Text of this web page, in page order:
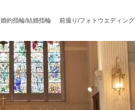
婚約指輪/結婚指輪 前撮り/フォトウエディング